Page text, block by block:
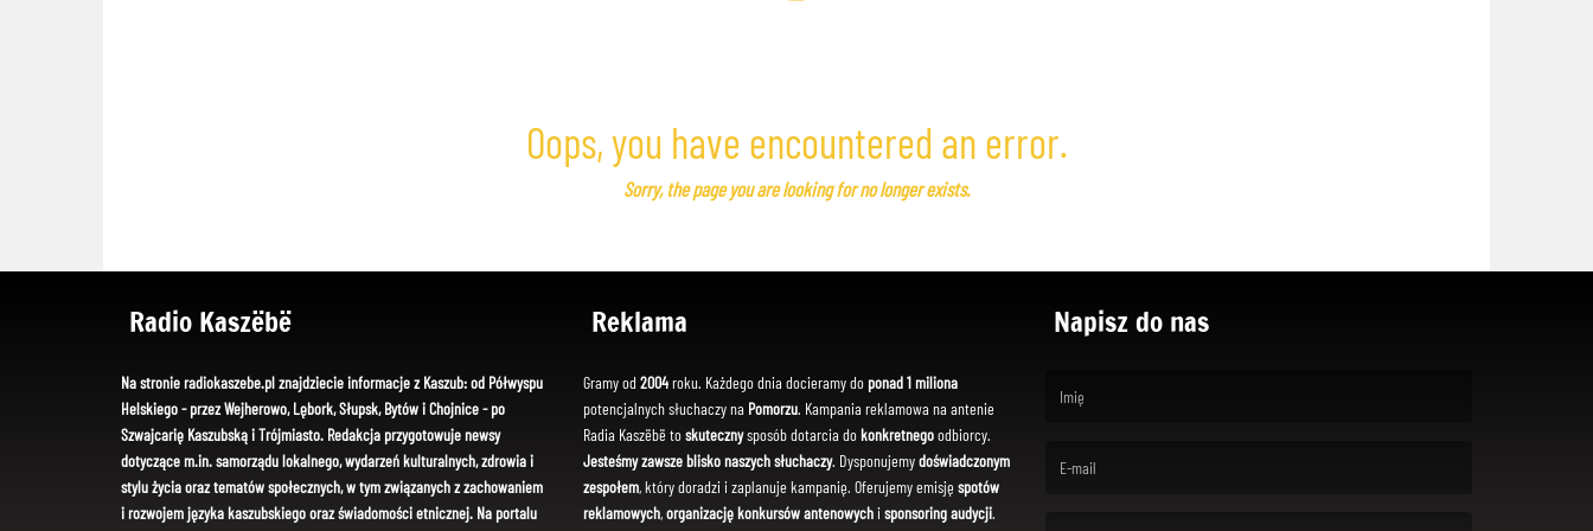
Oops, you have encountered an error.
Sorry, the page you are looking for no longer exists.
Radio Kaszëbë
Na stronie radiokaszebe.pl znajdziecie informacje z Kaszub: od Półwyspu
Helskiego - przez Wejherowo, Lębork, Słupsk, Bytów i Chojnice - po
Szwajcarię Kaszubską i Trójmiasto. Redakcja przygotowuje newsy
dotyczące m.in. samorządu lokalnego, wydarzeń kulturalnych, zdrowia i
stylu życia oraz tematów społecznych, w tym związanych z zachowaniem
i rozwojem języka kaszubskiego oraz świadomości etnicznej. Na portalu
Reklama
Gramy od 2004roku. Każdego dnia docieramy do ponad 1 miliona
potencjalnych słuchaczy na Pomorzu. Kampania reklamowa na antenie
Radia Kaszëbë toskutecznysposób dotarcia dokonkretnegoodbiorcy.
Jesteśmy zawsze blisko naszych słuchaczy. Dysponujemydoświadczonym
zespołem, który doradzi i zaplanuje kampanię. Oferujemy emisję spotów
reklamowych,organizację konkursów antenowychi sponsoring audycji.
Napisz do nas